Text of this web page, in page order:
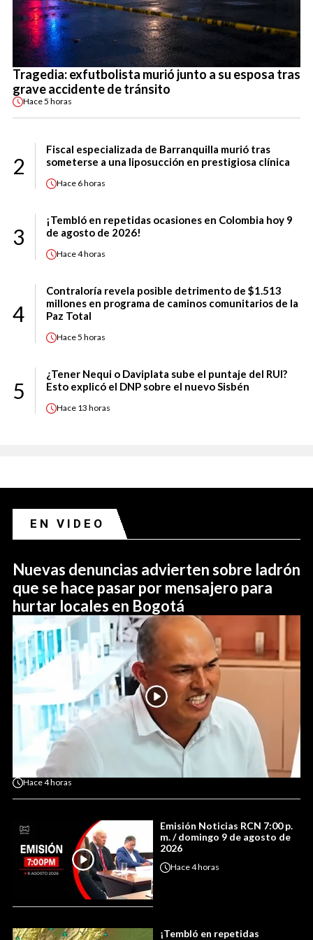
Tragedia: exfutbolista murió junto a su esposa tras
grave accidente de tránsito
Hace5 horas
2
Fiscal especializada de Barranquilla murió tras
someterse a una liposucción en prestigiosa clínica
Hace 6 horas
3
¡Tembló en repetidas ocasiones en Colombia hoy 9
de agosto de 2026!
Hace4 horas
4
Contraloría revela posible detrimento de $1.513
millones en programa de caminos comunitarios de la
Paz Total
Hace5 horas
5
¿Tener Nequi o Daviplata sube el puntaje del RUI?
Esto explicó el DNP sobre el nuevo Sisbén
Hace 13 horas
EN VIDEO
Nuevas denuncias advierten sobre ladrón
que se hace pasar por mensajero para
hurtar locales en Bogotá
Hace4 horas
Emisión Noticias RCN 7:00 p.
m. / domingo 9 de agosto de
2026
Hace4 horas
¡Tembló en repetidas